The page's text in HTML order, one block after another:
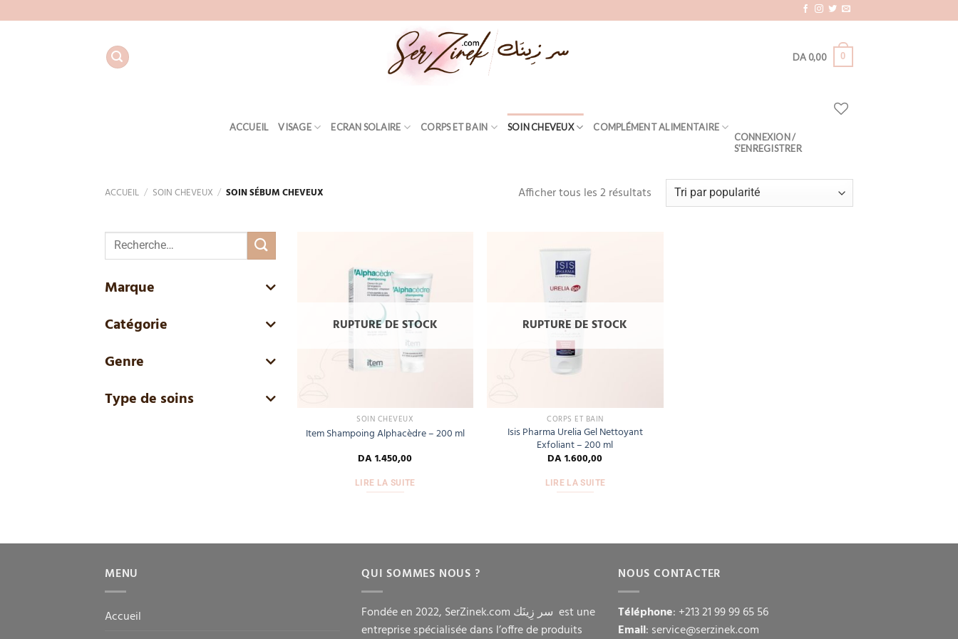
au
DA 0,00 0
ACCUEIL VISAGE ECRAN SOLAIRE CORPS ET BAIN SOIN CHEVEUX
COMPLÉMENT ALIMENTAIRE
CONNEXION /
S’ENREGISTRER
ACCUEIL / SOIN CHEVEUX / SOIN SÉBUM CHEVEUX Afficher tous les 2 résultats
Recherche
pour :
Marque
Catégorie
Genre
Type de soins
RUPTURE DE STOCK
SOIN CHEVEUX
Item Shampoing Alphacèdre – 200 ml
DA1.450,00
LIRE LA SUITE
RUPTURE DE STOCK
CORPS ET BAIN
Isis Pharma Urelia Gel Nettoyant
Exfoliant – 200 ml
DA1.600,00
LIRE LA SUITE
MENU
Accueil
QUI SOMMES NOUS ?
Fondée en 2022, SerZinek.com سر زِينَك est une
entreprise spécialisée dans l’offre de produits
NOUS CONTACTER
Téléphone: +213 21 99 99 65 56
Email: service@serzinek.com